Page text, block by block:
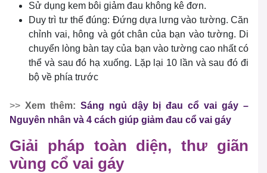
Sử dụng kem bôi giảm đau không kê đơn.
Duy trì tư thế đúng: Đứng dựa lưng vào tường. Căn
chỉnh vai, hông và gót chân của bạn vào tường. Di
chuyển lòng bàn tay của bạn vào tường cao nhất có
thể và sau đó hạ xuống. Lặp lại 10 lần và sau đó đi
bộ về phía trước
>> Xem thêm: Sáng ngủ dậy bị đau cổ vai gáy –
Nguyên nhân và 4 cách giúp giảm đau cổ vai gáy
Giải pháp toàn diện, thư giãn
vùng cổ vai gáy